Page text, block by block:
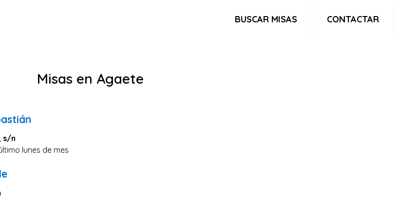
BUSCAR MISAS CONTACTAR
Misas en Agaete
s/n
lunes de mes